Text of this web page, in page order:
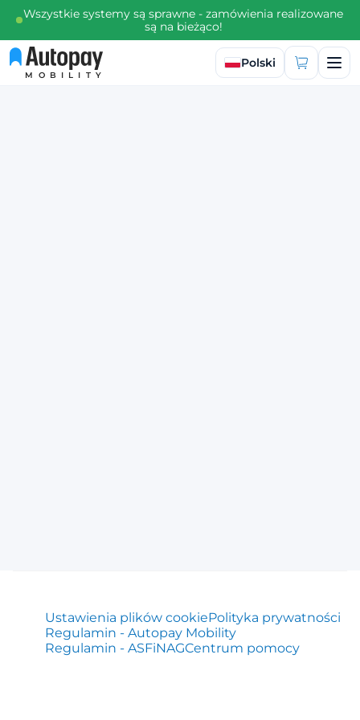
Wszystkie systemy są sprawne - zamówienia realizowane
są na bieżąco!
MOBILITY
Wybierz język
Polski
Ustawienia plików cookiePolityka prywatności
Regulamin - Autopay Mobility
Regulamin - ASFiNAGCentrum pomocy